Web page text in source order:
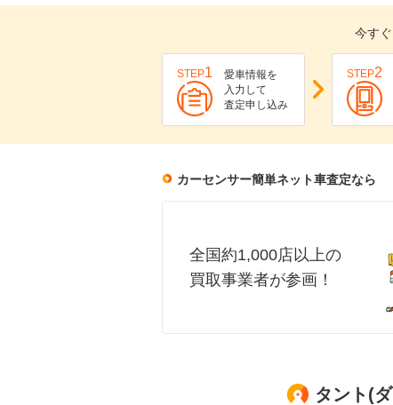
今す
STEP1
愛車情報を
入力して
査定申し込み
STEP2
カーセンサー簡単ネット車査定なら
全国約1,000店以上の
買取事業者が参画！
タント(